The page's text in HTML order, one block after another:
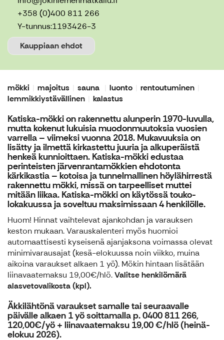
+358 (0)400 811 266
Y-tunnus:1193426-3
Kauppiaan ehdot
mökki majoitus sauna luonto
rentoutuminen
lemmikkiystävällinen
kalastus
Katiska-mökki on rakennettu alunperin 1970-luvulla,
mutta kokenut lukuisia muodonmuutoksia vuosien
varrella – viimeksi vuonna 2018. Mukavuuksia on
lisätty ja ilmettä kirkastettu juuria ja alkuperäistä
henkeä kunnioittaen. Katiska-mökki edustaa
perinteisten järvenrantamökkien ehdotonta
kärkikastia – kotoisa ja tunnelmallinen höylähirrestä
rakennettu mökki, missä on tarpeelliset muttei
mitään liikaa. Katiska-mökki on käytössä touko-
lokakuussa ja soveltuu maksimissaan 4 henkilölle.
Huom! Hinnat vaihtelevat ajankohdan ja varauksen
keston mukaan. Varauskalenteri myös huomioi
automaattisesti kyseisenä ajanjaksona voimassa olevat
minimivarausajat (kesä-elokuussa noin viikko, muina
aikoina varaukset alkaen 1 yö). Mökin hintaan lisätään
liinavaatemaksu 19,00€/hlö.Valitse henkilömärä
alasvetovalikosta (kpl).
Äkkilähtönä varauksetsamalle tai seuraavalle
päivällealkaen 1 yö soittamalla p. 0400 811 266,
120,00€/yö + liinavaatemaksu 19,00 €/hlö (heinä-
elokuu 2026).